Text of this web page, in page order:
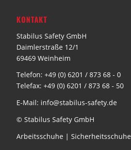
KONTAKT
Stabilus Safety GmbH
Daimlerstraße 12/1
69469 Weinheim
Telefon: +49 (0) 6201 / 873 68 - 0
Telefax: +49 (0) 6201 / 873 68 - 50
E-Mail: info@stabilus-safety.de
© Stabilus Safety GmbH
Arbeitsschuhe | Sicherheitsschuhe